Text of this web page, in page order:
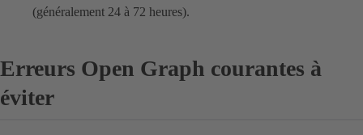
(généralement 24 à 72 heures).
Erreurs Open Graph courantes à
éviter